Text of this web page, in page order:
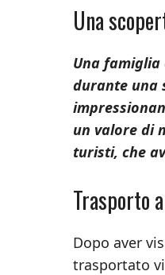
Una
Una famiglia
durante una
un valore di
turisti, che
Trasporto
Dopo aver
trasportato